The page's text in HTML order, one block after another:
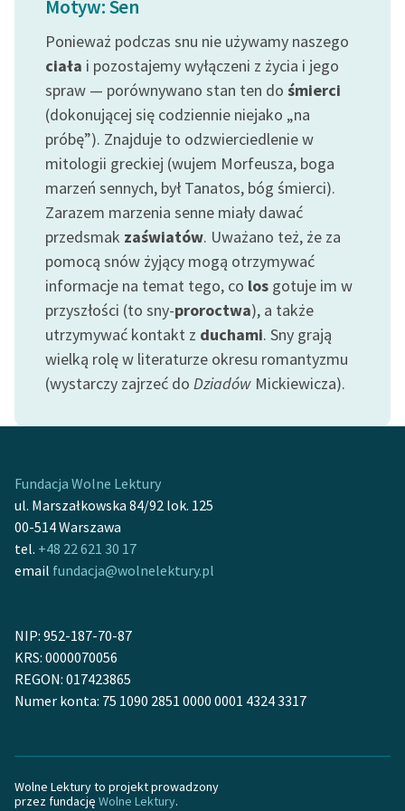
feministycznej
Ręce pełne poezji
Kolekcje edukacyjne
twórców przechodzących
do domeny publicznej,
lektur szkolnych oraz
Starego Testamentu
Odkurzamy bohaterów
Szkoła Poezji Wolnych
Lektur
O nas
O projekcie
Zespół
Zasady wykorzystania
Wolnych Lektur
Logotypy
Materiały promocyjne
Regulamin biblioteki
Dane fundacji i
sprawozdania finansowe
Informacja o treściach
wrażliwych
Motyw: Sen
Ponieważ podczas snu nie używamy naszego
ciała i pozostajemy wyłączeni z życia i jego
spraw — porównywano stan ten do śmierci
(dokonującej się codziennie niejako „na
próbę”). Znajduje to odzwierciedlenie w
mitologii greckiej (wujem Morfeusza, boga
marzeń sennych, był Tanatos, bóg śmierci).
Zarazem marzenia senne miały dawać
przedsmak zaświatów. Uważano też, że za
pomocą snów żyjący mogą otrzymywać
informacje na temat tego, co los gotuje im w
przyszłości (to sny-proroctwa), a także
utrzymywać kontakt z duchami. Sny grają
wielką rolę w literaturze okresu romantyzmu
(wystarczy zajrzeć do Dziadów Mickiewicza).
Fundacja Wolne Lektury
ul. Marszałkowska 84/92 lok. 125
00-514 Warszawa
tel. +48 22 621 30 17
email fundacja@wolnelektury.pl
NIP: 952-187-70-87
KRS: 0000070056
REGON: 017423865
Numer konta: 75 1090 2851 0000 0001 4324 3317
Wolne Lektury to projekt prowadzony
przez fundację Wolne Lektury.